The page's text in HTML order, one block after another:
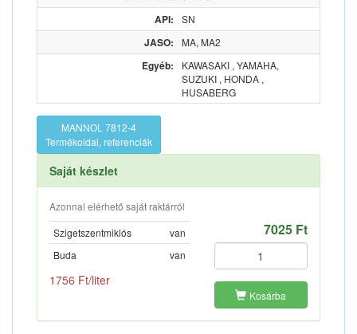
API: SN
JASO: MA, MA2
Egyéb:
KAWASAKI , YAMAHA,
SUZUKI , HONDA ,
HUSABERG
MANNOL 7812-4
Termékoldal, referenciák
Saját készlet
Azonnal elérhető saját raktárról
Szigetszentmiklós
van
Buda
van
1756 Ft/liter
7025 Ft
Kosárba